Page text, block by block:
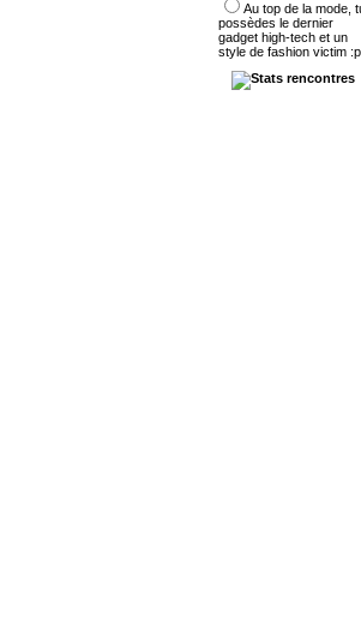
Au top de la mode,
possèdes le dernier
gadget high-tech et un
style de fashion victim :p